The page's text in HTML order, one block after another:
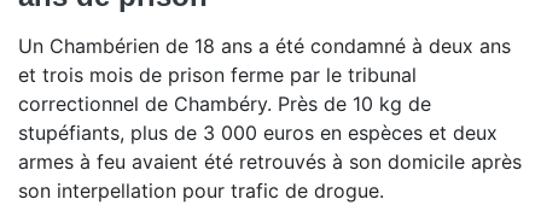
Un Chambérien de 18 ans a été condamné à deux ans
et trois mois de prison ferme par le tribunal
correctionnel de Chambéry. Près de 10 kg de
stupéfiants, plus de 3 000 euros en espèces et deux
armes à feu avaient été retrouvés à son domicile après
son interpellation pour trafic de drogue.